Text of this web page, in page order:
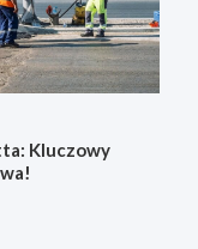
Kluczowy